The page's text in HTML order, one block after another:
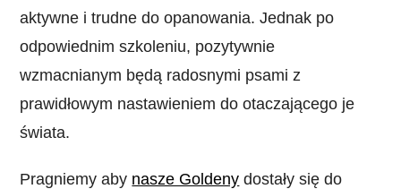
aktywne i trudne do opanowania. Jednak po
odpowiednim szkoleniu, pozytywnie
wzmacnianym będą radosnymi psami z
prawidłowym nastawieniem do otaczającego je
świata.
Pragniemy aby nasze Goldeny dostały się do ​​